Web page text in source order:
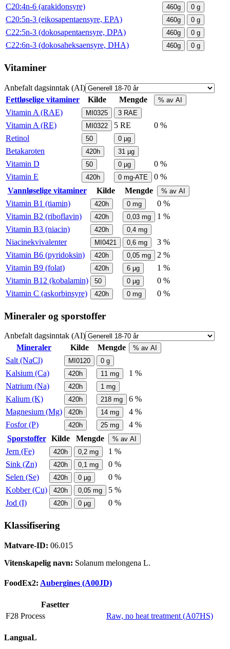
C20:4n-6 (arakidonsyre) 460g 0 g
C20:5n-3 (eikosapentaensyre, EPA) 460g 0 g
C22:5n-3 (dokosapentaensyre, DPA) 460g 0 g
C22:6n-3 (dokosaheksaensyre, DHA) 460g 0 g
Vitaminer
Anbefalt dagsinntak (AI)
Fettløselige vitaminer
Kilde Mengde % av AI
Vitamin A (RAE) MI0325 3 RAE
Vitamin A (RE) MI0322 5 RE
0 %
Retinol
50 0 µg
Betakaroten 420h 31 µg
Vitamin D 50 0 µg
0 %
Vitamin E
420h 0 mg-ATE
0 %
Vannløselige vitaminer
Kilde Mengde % av AI
Vitamin B1 (tiamin) 420h 0 mg
0 %
Vitamin B2 (riboflavin)
420h 0,03 mg
1 %
Vitamin B3 (niacin)
420h 0,4 mg
Niacinekvivalenter MI0421 0,6 mg
3 %
Vitamin B6 (pyridoksin)
420h 0,05 mg
2 %
Vitamin B9 (folat)
420h 6 µg
1 %
Vitamin B12 (kobalamin)
50 0 µg
0 %
Vitamin C (askorbinsyre)
420h 0 mg 0 %
Mineraler og sporstoffer
Anbefalt dagsinntak (AI)
Mineraler
Kilde Mengde % av AI
Salt (NaCl) MI0120 0 g
Kalsium (Ca) 420h 11 mg
1 %
Natrium (Na)
420h 1 mg
Kalium (K) 420h 218 mg
6 %
Magnesium (Mg)
420h 14 mg
4 %
Fosfor (P)
420h 25 mg
4 %
Sporstoffer
Kilde Mengde % av AI
Jern (Fe) 420h 0,2 mg
1 %
Sink (Zn)
420h 0,1 mg
0 %
Selen (Se)
420h 0 µg
0 %
Kobber (Cu)
420h 0,05 mg
5 %
Jod (I)
420h 0 µg 0 %
Klassifisering
Matvare-ID: 06.015
Vitenskapelig navn: Solanum melongena L.
FoodEx2: Aubergines (A00JD)
Fasetter
F28 Process
Raw, no heat treatment (A07HS)
LanguaL